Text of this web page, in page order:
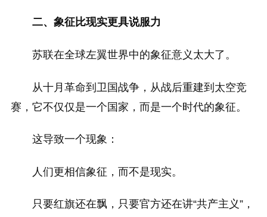
二、象征比现实更具说服力
苏联在全球左翼世界中的象征意义太大了。
从十月革命到卫国战争，从战后重建到太空竞
赛，它不仅仅是一个国家，而是一个时代的象征。
这导致一个现象：
人们更相信象征，而不是现实。
只要红旗还在飘，只要官方还在讲“共产主义”，